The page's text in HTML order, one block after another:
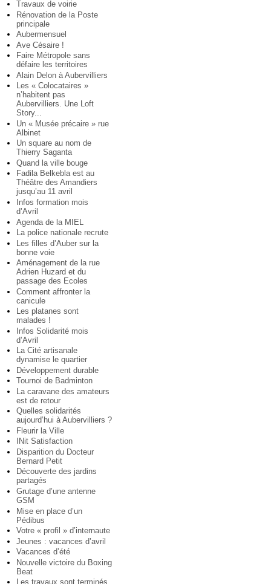
Travaux de voirie
Rénovation de la Poste
principale
Aubermensuel
Ave Césaire !
Faire Métropole sans
défaire les territoires
Alain Delon à Aubervilliers
Les « Colocataires »
n’habitent pas
Aubervilliers. Une Loft
Story...
Un « Musée précaire » rue
Albinet
Un square au nom de
Thierry Saganta
Quand la ville bouge
Fadila Belkebla est au
Théâtre des Amandiers
jusqu’au 11 avril
Infos formation mois
d’Avril
Agenda de la MIEL
La police nationale recrute
Les filles d’Auber sur la
bonne voie
Aménagement de la rue
Adrien Huzard et du
passage des Ecoles
Comment affronter la
canicule
Les platanes sont
malades !
Infos Solidarité mois
d’Avril
La Cité artisanale
dynamise le quartier
Développement durable
Tournoi de Badminton
La caravane des amateurs
est de retour
Quelles solidarités
aujourd’hui à Aubervilliers ?
Fleurir la Ville
INit Satisfaction
Disparition du Docteur
Bernard Petit
Découverte des jardins
partagés
Grutage d’une antenne
GSM
Mise en place d’un
Pédibus
Votre « profil » d’internaute
Jeunes : vacances d’avril
Vacances d’été
Nouvelle victoire du Boxing
Beat
Les travaux sont terminés